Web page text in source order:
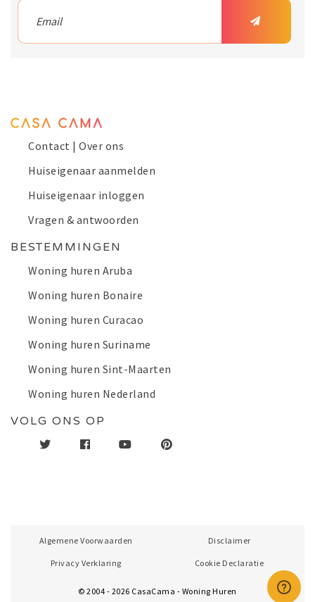
Contact | Over ons
Huiseigenaar aanmelden
Huiseigenaar inloggen
Vragen & antwoorden
BESTEMMINGEN
Woning huren Aruba
Woning huren Bonaire
Woning huren Curacao
Woning huren Suriname
Woning huren Sint-Maarten
Woning huren Nederland
VOLG ONS OP
Algemene Voorwaarden Disclaimer
Privacy Verklaring Cookie Declaratie
© 2004 - 2026 CasaCama - Woning Huren